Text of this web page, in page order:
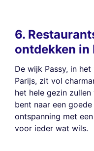
6.
ontdekken in
De wijk Passy, in
Parijs, zit vol
het hele gezin
bent naar een
ontspanning met
voor ieder wat wils.